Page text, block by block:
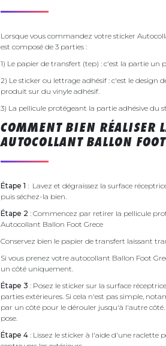
Lorsque vous commandez votre sticker
est composé de 3 parties :
1) Le papier de transfert (tep) : c'est la partie un
2) Le sticker ou lettrage adhésif : c'est le design
produit sur du vinyle adhésif.
3) La pellicule protégeant la partie adhésive du
COMMENT BIEN RÉALISER
AUTOCOLLANT BALLON
Étape 1 : Lavez et dégraissez la surface
puis séchez-la bien.
Étape 2 : Commencez par retirer la pellicule
Autocollant Ballon Foot Grece
Conservez bien le papier de transfert laissant
Si vous prenez votre autocollant Ballon Foot
un côté uniquement.
Étape 3 : Posez le sticker sur la surface
parties extérieures. Si cela n'est pas simple,
par un côté pour le dérouler jusqu'à l'autre
pose.
Étape 4 : Lissez le sticker à l'aide d'une raclette